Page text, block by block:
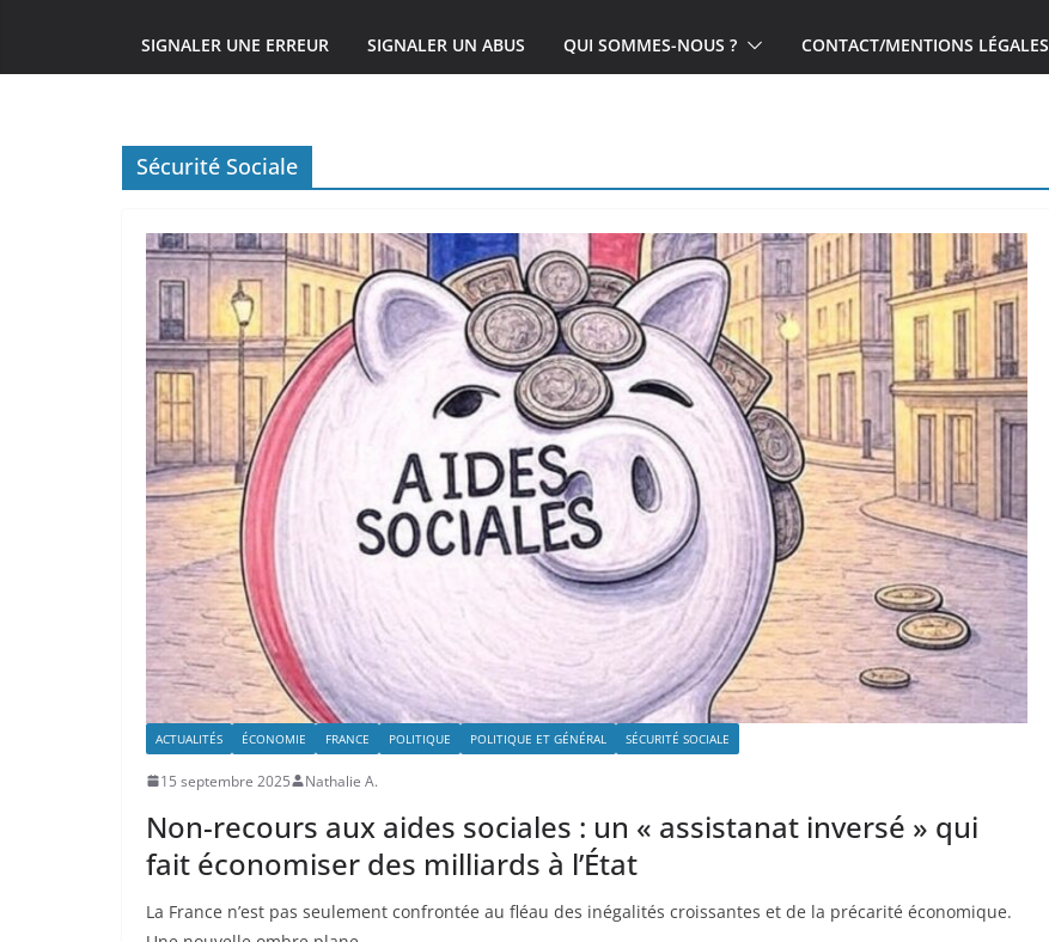
SIGNALER UNE ERREUR SIGNALER UN ABUS QUI SOMMES-NOUS ? CONTACT/MENTIONS LÉGALES
Sécurité Sociale
ACTUALITÉS ÉCONOMIE FRANCE POLITIQUE POLITIQUE ET GÉNÉRAL SÉCURITÉ SOCIALE
15 septembre 2025 Nathalie A.
Non-recours aux aides sociales : un « assistanat inversé » qui
fait économiser des milliards à l’État
La France n’est pas seulement confrontée au fléau des inégalités croissantes et de la précarité économique.